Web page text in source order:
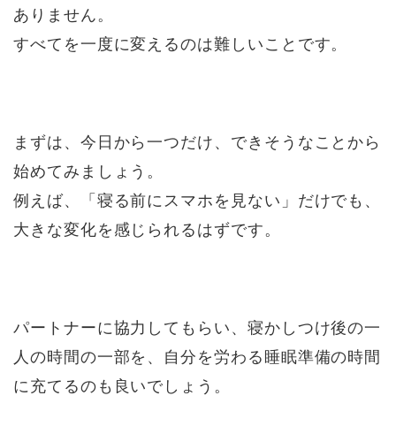
ありません。
すべてを一度に変えるのは難しいことです。
まずは、今日から一つだけ、できそうなことから
始めてみましょう。
例えば、「寝る前にスマホを見ない」だけでも、
大きな変化を感じられるはずです。
パートナーに協力してもらい、寝かしつけ後の一
人の時間の一部を、自分を労わる睡眠準備の時間
に充てるのも良いでしょう。